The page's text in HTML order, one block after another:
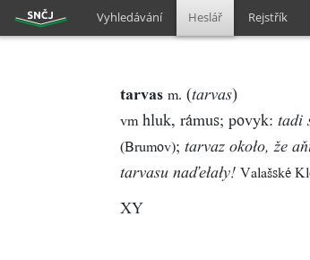
Vyhledávání Heslář Rejstřík
tarvas m. (tarvas)
vmhluk, rámus; povyk: tadi
(Brumov); tarvaz około, že
tarvasu naďełały! Valašské
XY